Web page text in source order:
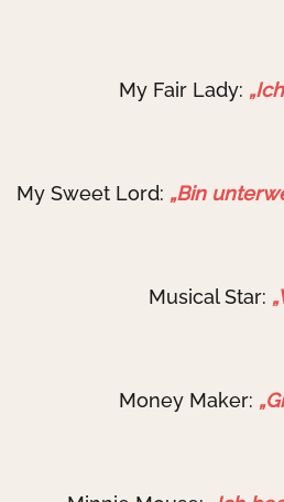
My Fair Lady:
My Sweet Lord: „Bin
Musical Star:
Money Maker: